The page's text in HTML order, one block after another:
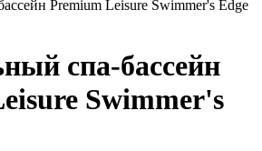
спа-бассейн
Swimmer's